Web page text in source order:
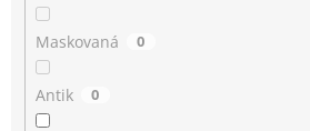
Maskovaná 0
Antik 0